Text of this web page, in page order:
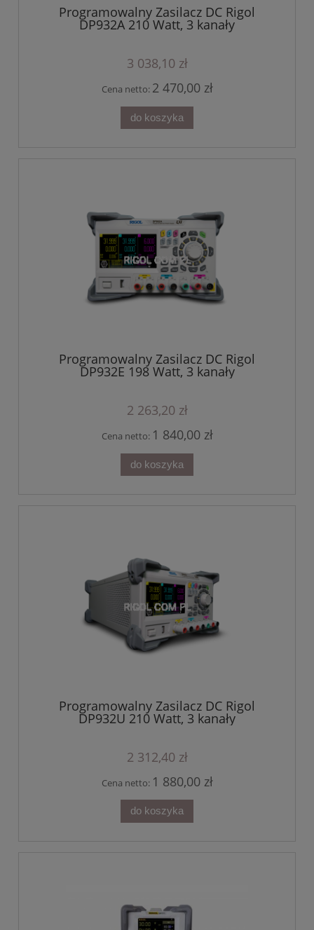
Programowalny Zasilacz DC Rigol
DP932A 210 Watt, 3 kanały
3 038,10 zł
Cena netto: 2 470,00 zł
do koszyka
Programowalny Zasilacz DC Rigol
DP932E 198 Watt, 3 kanały
2 263,20 zł
Cena netto: 1 840,00 zł
do koszyka
Programowalny Zasilacz DC Rigol
DP932U 210 Watt, 3 kanały
2 312,40 zł
Cena netto: 1 880,00 zł
do koszyka